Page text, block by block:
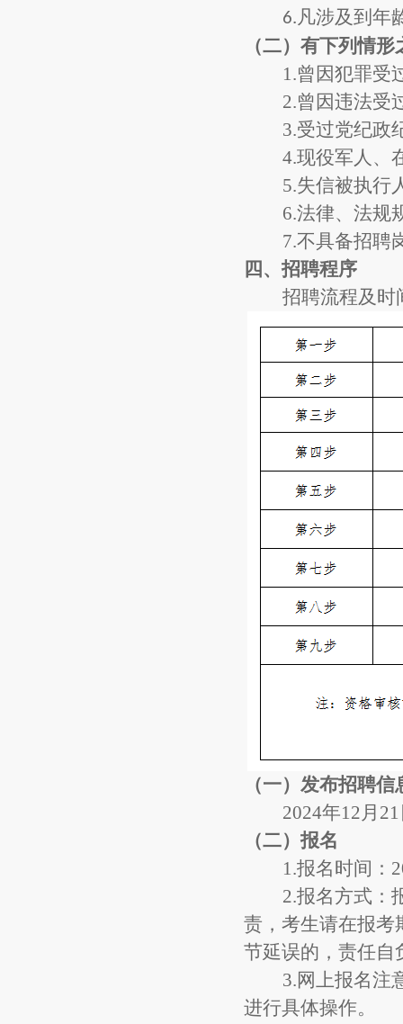
6.凡涉及到年
（二） 有下列情形
1.曾因犯罪受
2.曾因违法受
3.受过党纪政
4.现役军人、
5.失信被执行
6.法律、法规
7.不具备招聘
四、 招聘程序
招聘流程及时
（一） 发布招聘信
2024年12月 21
（二） 报名
1.报名时间：
2.报名方式：
责，考生请在报考
节延误的，责任自
3.网上报名注
进行具体操作。